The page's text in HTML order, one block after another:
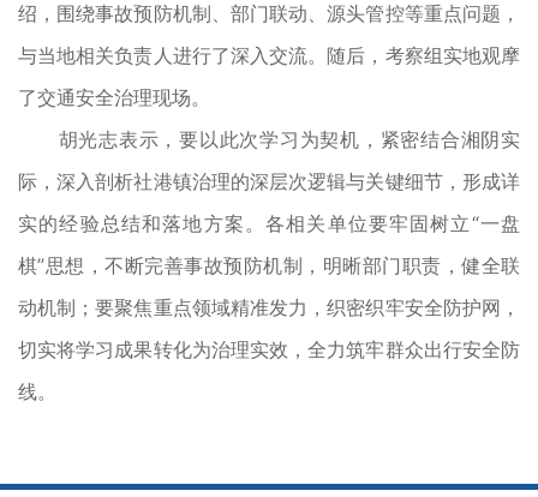
绍，围绕事故预防机制、部门联动、源头管控等重点问题，
与当地相关负责人进行了深入交流。随后，考察组实地观摩
了交通安全治理现场。
胡光志表示，要以此次学习为契机，紧密结合湘阴实
际，深入剖析社港镇治理的深层次逻辑与关键细节，形成详
实的经验总结和落地方案。各相关单位要牢固树立“一盘
棋”思想，不断完善事故预防机制，明晰部门职责，健全联
动机制；要聚焦重点领域精准发力，织密织牢安全防护网，
切实将学习成果转化为治理实效，全力筑牢群众出行安全防
线。